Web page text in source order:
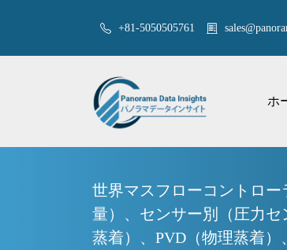
+81-5050505761
ホ
世界マスフローコントロ
量）、センサー別（圧力
蒸着）、PVD（物理蒸着